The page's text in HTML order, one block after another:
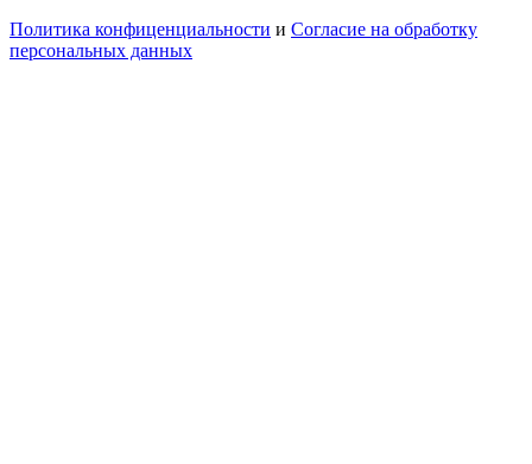
Политика конфиценциальности и Согласие на обработку
персональных данных